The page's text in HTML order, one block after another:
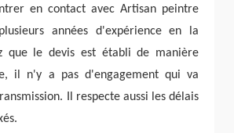
en contact avec Artisan peintre
années d'expérience en la
que le devis est établi de manière
il n'y a pas d'engagement qui va
Il respecte aussi les délais